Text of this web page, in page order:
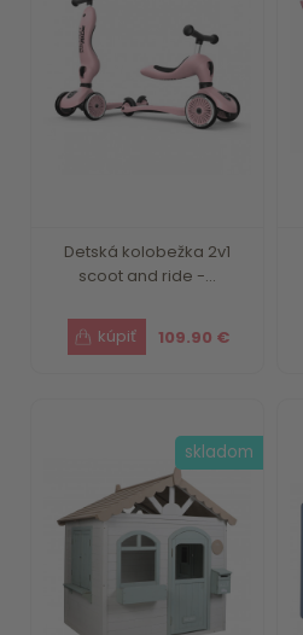
Detská kolobežka 2v1
scoot and ride -...
109.90 €
skladom